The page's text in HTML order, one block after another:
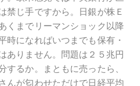
禁じ手ですから。日銀が株Ｅ
くまでリーマンショック以降
時になればいつまでも保有・
ありません。問題は２５兆円
するか。まともに売ったら、
んが匂わせただけで日経平均